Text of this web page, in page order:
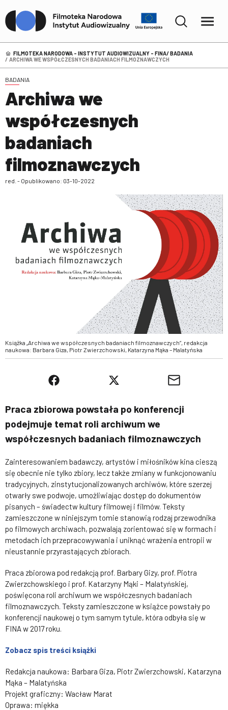
FILMOTEKA NARODOWA – INSTYTUT AUDIOWIZUALNY - FINA BADANIA
ARCHIWA WE WSPÓŁCZESNYCH BADANIACH FILMOZNAWCZYCH
BADANIA
Archiwa we
współczesnych
badaniach
filmoznawczych
red. - Opublikowano: 03-10-2022
Książka „Archiwa we współczesnych badaniach filmoznawczych”, redakcja
naukowa: Barbara Giza, Piotr Zwierzchowski, Katarzyna Mąka – Malatyńska
Praca zbiorowa powstała po konferencji
podejmuje temat roli archiwum we
współczesnych badaniach filmoznawczych
Zainteresowaniem badawczy, artystów i miłośników kina cieszą
się obecnie nie tylko zbiory, lecz także zmiany w funkcjonowaniu
tradycyjnych, zinstytucjonalizowanych archiwów, które szerzej
otwarły swe podwoje, umożliwiając dostęp do dokumentów
pisanych – świadectw kultury filmowej i filmów. Teksty
zamieszczone w niniejszym tomie stanowią rodzaj przewodnika
po filmowych archiwach, pozwalają zorientować się w formach i
metodach ich przepracowywania i uniknąć wrażenia entropii w
nieustannie przyrastających zbiorach.
Praca zbiorowa pod redakcją prof. Barbary Gizy, prof. Piotra
Zwierzchowskiego i prof. Katarzyny Mąki – Malatyńskiej,
poświęcona roli archiwum we współczesnych badaniach
filmoznawczych. Teksty zamieszczone w książce powstały po
konferencji naukowej o tym samym tytule, która odbyła się w
FINA w 2017 roku.
Zobacz spis treści książki
Redakcja naukowa: Barbara Giza, Piotr Zwierzchowski, Katarzyna
Mąka – Malatyńska
Projekt graficzny: Wacław Marat
Oprawa: miękka